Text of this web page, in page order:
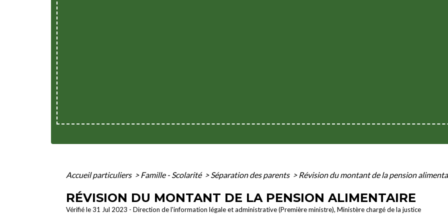
Accueil particuliers > Famille - Scolarité > Séparation des parents > Révision du montant de la pension
RÉVISION DU MONTANT DE LA PENSION ALIMENTAIRE
Vérifié le 31 Jul 2023 - Direction de l'information légale et administrative (Première ministre), Ministère chargé de la justice